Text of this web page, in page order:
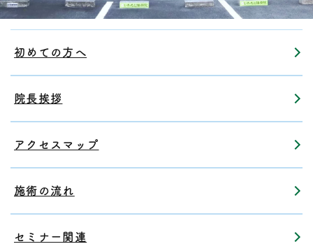
初めての方へ
院長挨拶
アクセスマップ
施術の流れ
セミナー関連